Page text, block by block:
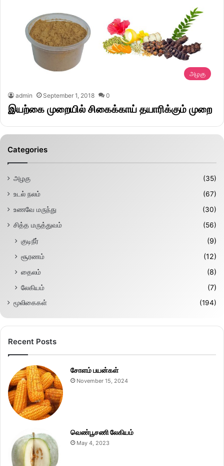
அழகு
admin September 1, 2018 0
இயற்கை முறையில் சிகைக்காய் தயாரிக்கும் முறை
Categories
அழகு
(35)
உடல் நலம்
(67)
உணவே மருந்து
(30)
சித்த மருத்துவம்
(56)
குடிநீர்
(9)
சூரணம்
(12)
தைலம்
(8)
லேகியம்
(7)
மூலிகைகள் (194)
Recent Posts
சோளம் பயன்கள்
November 15, 2024
வெண்பூசணி லேகியம்
May 4, 2023